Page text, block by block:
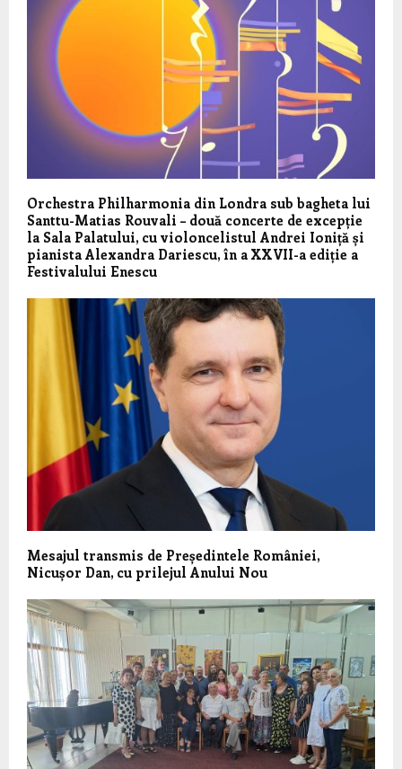
Orchestra Philharmonia din Londra sub bagheta lui
Santtu-Matias Rouvali – două concerte de excepție
la Sala Palatului, cu violoncelistul Andrei Ioniță și
pianista Alexandra Dariescu, în a XXVII-a ediție a
Festivalului Enescu
Mesajul transmis de Președintele României,
Nicușor Dan, cu prilejul Anului Nou